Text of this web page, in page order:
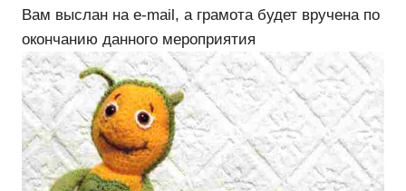
Вам выслан на e-mail, а грамота будет вручена по
окончанию данного мероприятия